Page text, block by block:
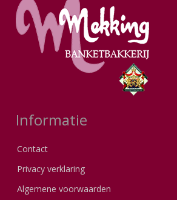
Informatie
Contact
Privacy verklaring
Algemene voorwaarden